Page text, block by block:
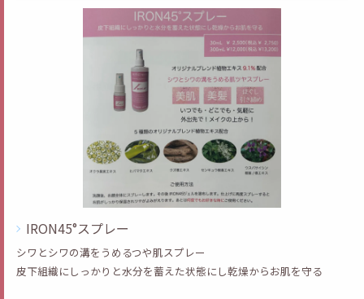
IRON45°スプレー
シワとシワの溝をうめるつや肌スプレー
皮下組織にしっかりと水分を蓄えた状態にし乾燥からお肌を守る